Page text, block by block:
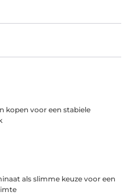
kopen voor een stabiele
als slimme keuze voor een